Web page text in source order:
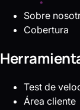
Sobre
Cobertura
Test de
Área cliente